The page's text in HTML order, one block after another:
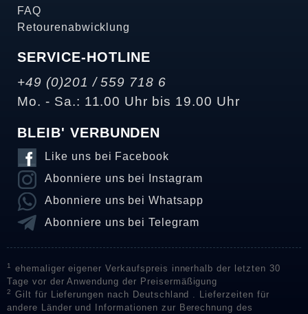
FAQ
Retourenabwicklung
SERVICE-HOTLINE
+49 (0)201 / 559 718 6
Mo. - Sa.: 11.00 Uhr bis 19.00 Uhr
BLEIB' VERBUNDEN
Like uns bei Facebook
Abonniere uns bei Instagram
Abonniere uns bei Whatsapp
Abonniere uns bei Telegram
1
ehemaliger eigener Verkaufspreis innerhalb der letzten 30
Tage vor der Anwendung der Preisermäßigung
2
Gilt für Lieferungen nach Deutschland . Lieferzeiten für
andere Länder und Informationen zur Berechnung des